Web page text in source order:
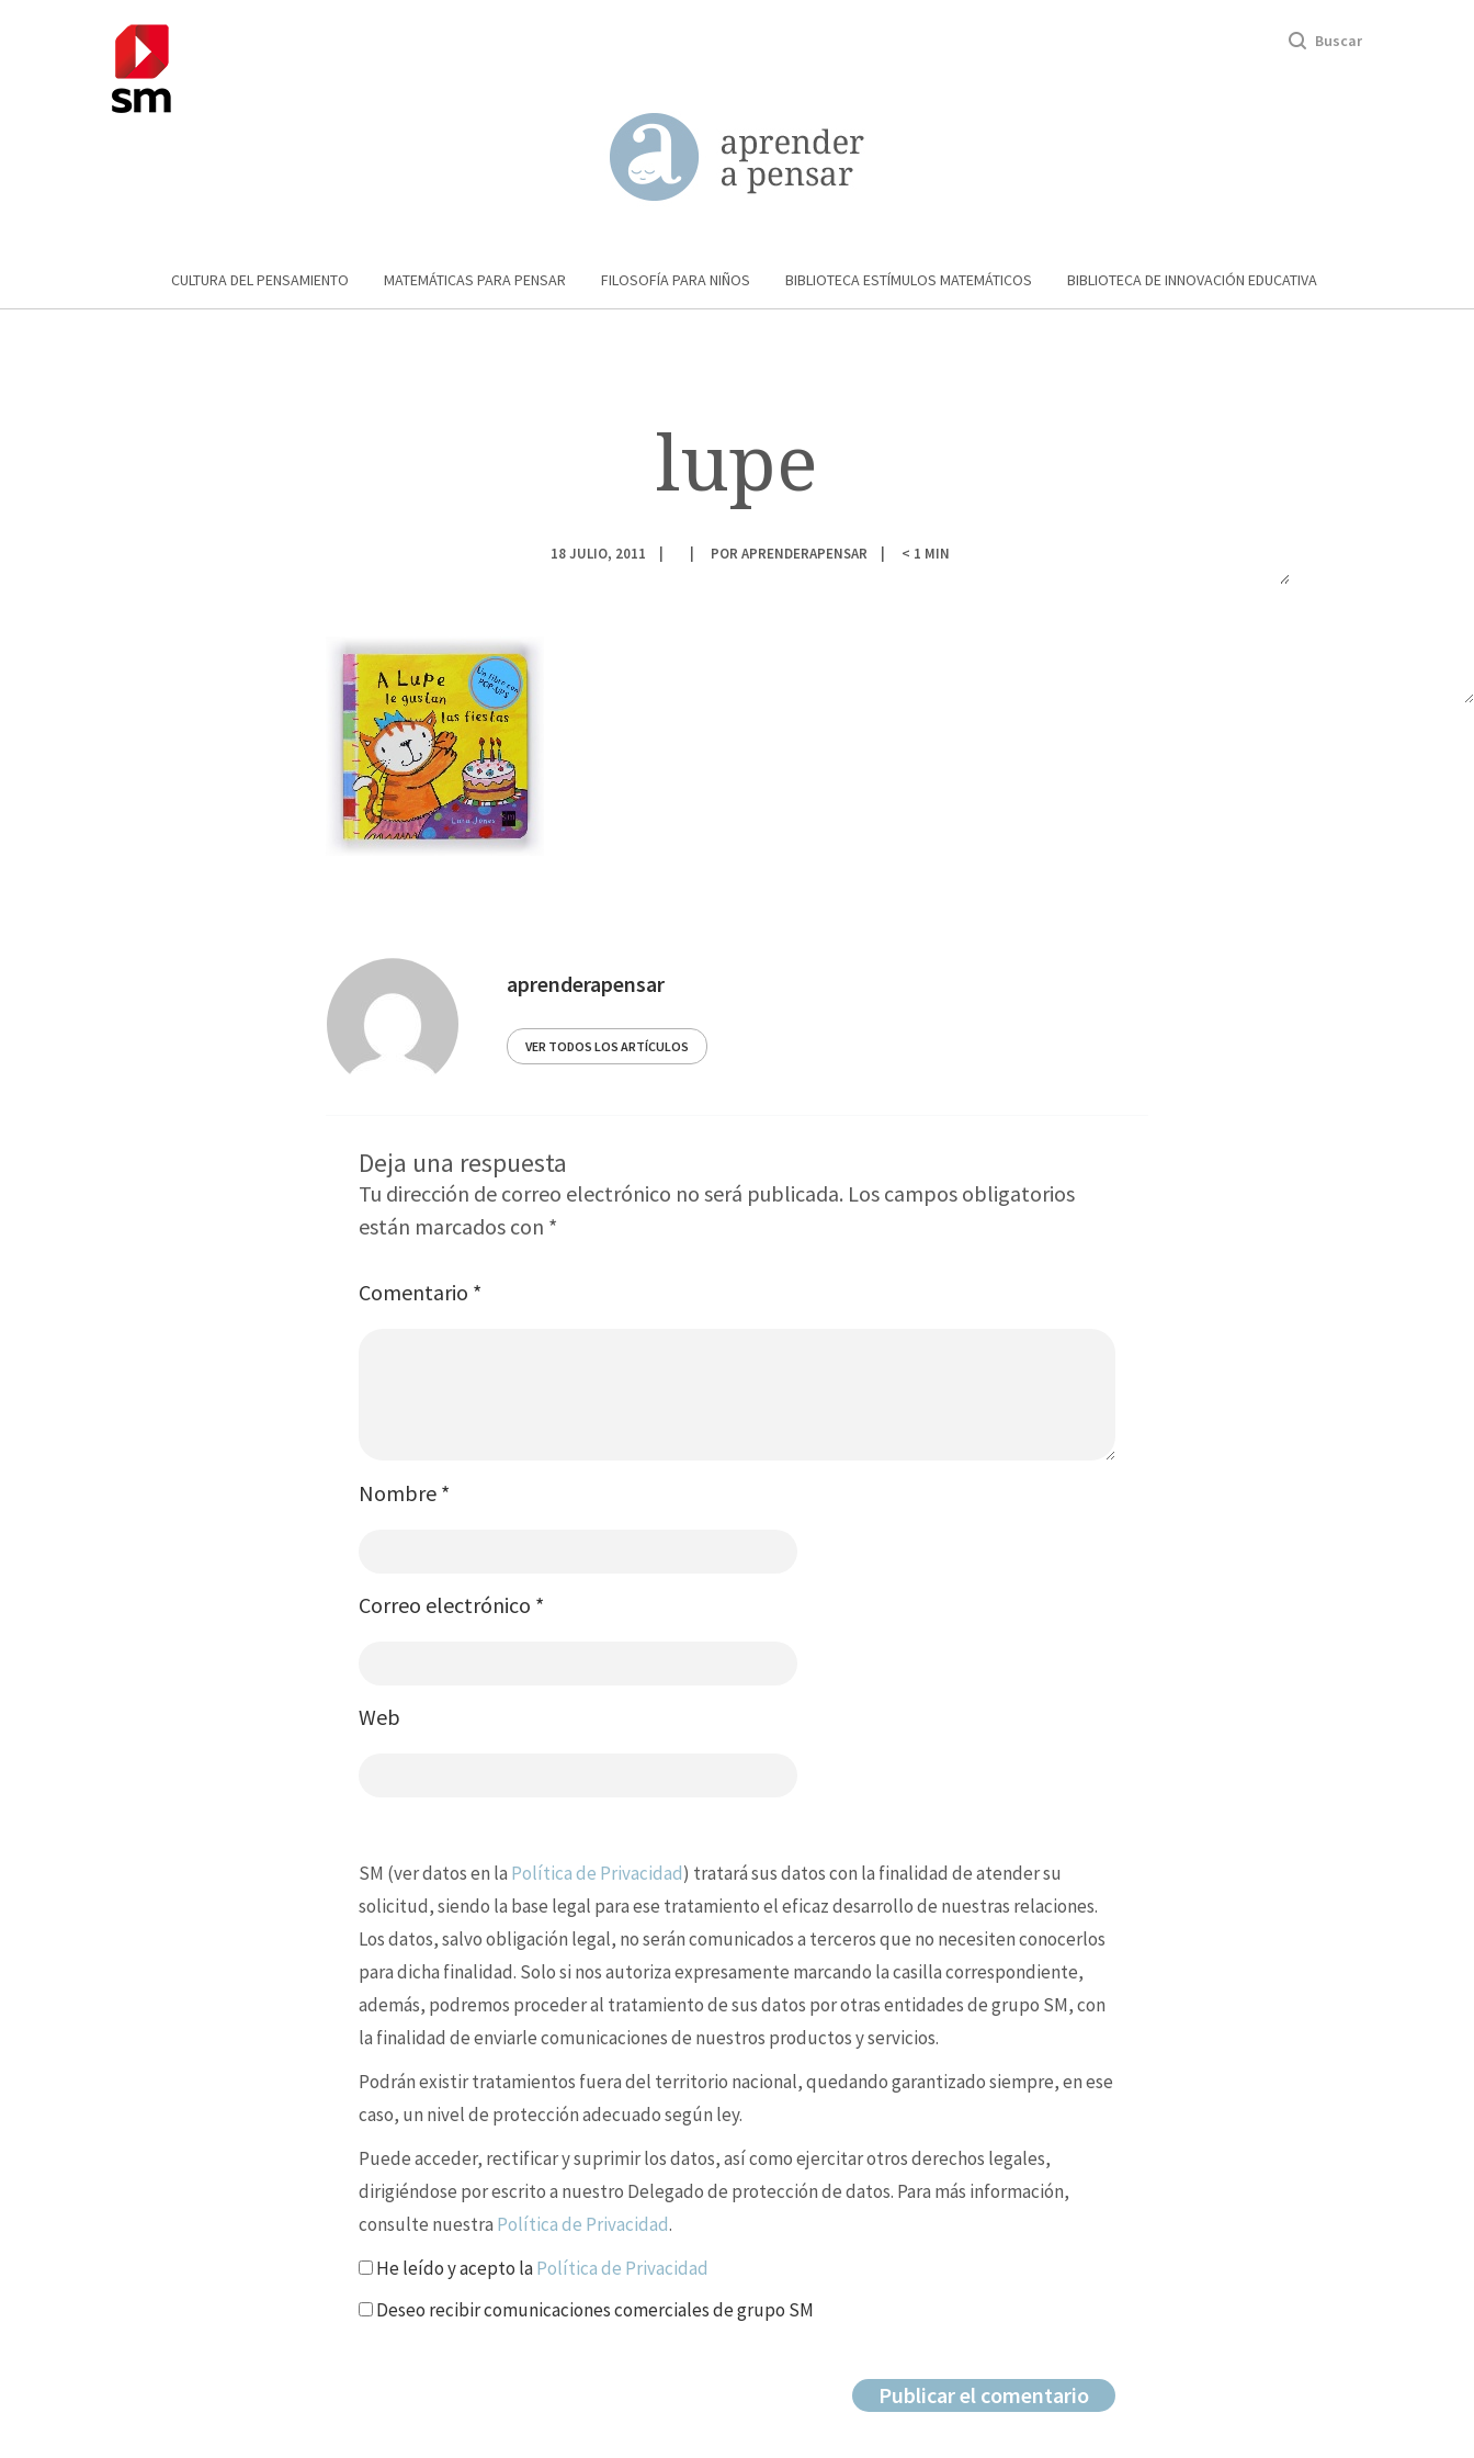
Buscar
CULTURA DEL PENSAMIENTO MATEMÁTICAS PARA PENSAR FILOSOFÍA PARA NIÑOS BIBLIOTECA ESTÍMULOS MATEMÁTICOS BIBLIOTECA DE INNOVACIÓN EDUCATIVA
lupe
18 JULIO, 2011 POR APRENDERAPENSAR < 1 MIN
aprenderapensar
VER TODOS LOS ARTÍCULOS
Deja una respuesta
Tu dirección de correo electrónico no será publicada. Los campos obligatorios
están marcados con *
Comentario *
Nombre *
Correo electrónico *
Web
SM (ver datos en la Política de Privacidad) tratará sus datos con la finalidad de atender su
solicitud, siendo la base legal para ese tratamiento el eficaz desarrollo de nuestras relaciones.
Los datos, salvo obligación legal, no serán comunicados a terceros que no necesiten conocerlos
para dicha finalidad. Solo si nos autoriza expresamente marcando la casilla correspondiente,
además, podremos proceder al tratamiento de sus datos por otras entidades de grupo SM, con
la finalidad de enviarle comunicaciones de nuestros productos y servicios.
Podrán existir tratamientos fuera del territorio nacional, quedando garantizado siempre, en ese
caso, un nivel de protección adecuado según ley.
Puede acceder, rectificar y suprimir los datos, así como ejercitar otros derechos legales,
dirigiéndose por escrito a nuestro Delegado de protección de datos. Para más información,
consulte nuestra Política de Privacidad.
He leído y acepto laPolítica de Privacidad
Deseo recibir comunicaciones comerciales de grupo SM